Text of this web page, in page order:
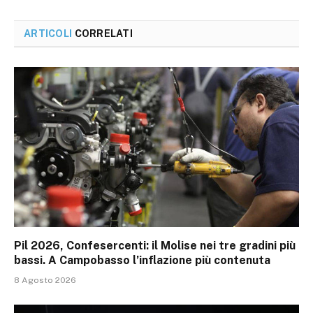
ARTICOLI CORRELATI
Pil 2026, Confesercenti: il Molise nei tre gradini più
bassi. A Campobasso l’inflazione più contenuta
8 Agosto 2026